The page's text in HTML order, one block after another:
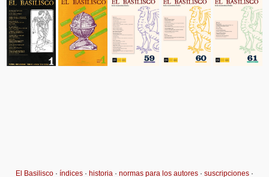
El Basilisco · índices · historia · normas para los autores · suscripciones ·